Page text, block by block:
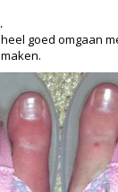
goed omgaan